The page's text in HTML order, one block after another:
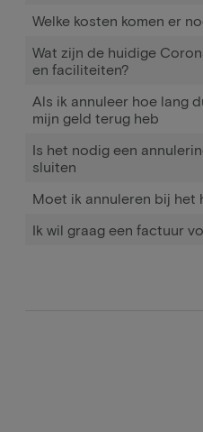
Welke kosten komen er
Wat zijn de huidige
en faciliteiten?
Als ik annuleer hoe lang
mijn geld terug heb
Is het nodig een
sluiten
Moet ik annuleren bij het
Ik wil graag een factuur